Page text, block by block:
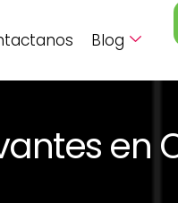
Blog
en